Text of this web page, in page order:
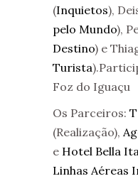
(Inquietos),
pelo Mundo),
Destino) e
Turista
Foz do Iguaçu
Os Parceiros:
(Realização),
e Hotel Bella
Linhas Aéreas